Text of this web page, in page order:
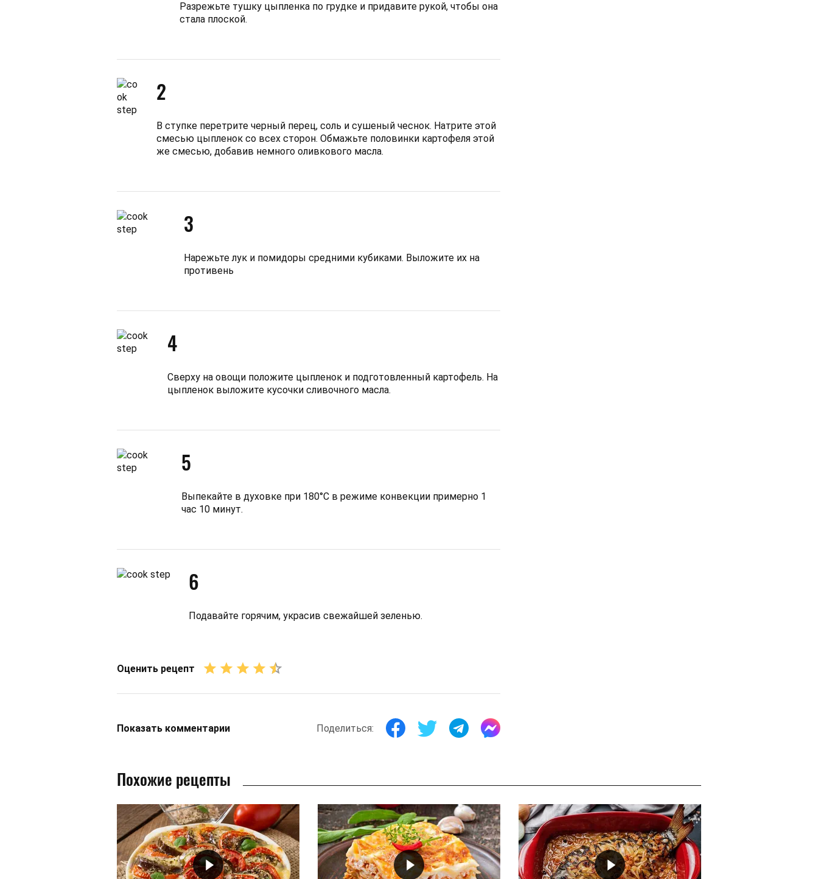
Разрежьте тушку цыпленка по грудке и придавите рукой, чтобы она
стала плоской.
2
В ступке перетрите черный перец, соль и сушеный чеснок. Натрите этой
смесью цыпленок со всех сторон. Обмажьте половинки картофеля этой
же смесью, добавив немного оливкового масла.
3
Нарежьте лук и помидоры средними кубиками. Выложите их на
противень
4
Сверху на овощи положите цыпленок и подготовленный картофель. На
цыпленок выложите кусочки сливочного масла.
5
Выпекайте в духовке при 180°C в режиме конвекции примерно 1
час 10 минут.
6
Подавайте горячим, украсив свежайшей зеленью.
Оценить рецепт
Показать комментарии Поделиться:
Похожие рецепты